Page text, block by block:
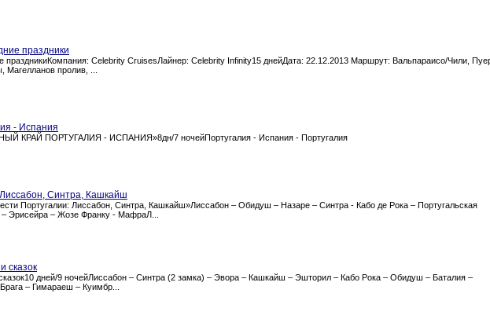
праздники
праздникиКомпания: Celebrity CruisesЛайнер: Celebrity Infinity15 днейДата: 22.12.2013 Маршрут: Вальпараисо/Чили,
пролив, ...
- Испания
КРАЙ ПОРТУГАЛИЯ - ИСПАНИЯ»8дн/7 ночейПортугалия - Испания - Португалия
Синтра, Кашкайш
Португалии: Лиссабон, Синтра, Кашкайш»Лиссабон – Обидуш – Назаре – Синтра - Кабо де Рока – Португальская
Эрисейра – Жозе Франку - МафраЛ...
сказок
дней/9 ночейЛиссабон – Синтра (2 замка) – Эвора – Кашкайш – Эшторил – Кабо Рока – Обидуш – Баталия –
– Гимараеш – Куимбр...